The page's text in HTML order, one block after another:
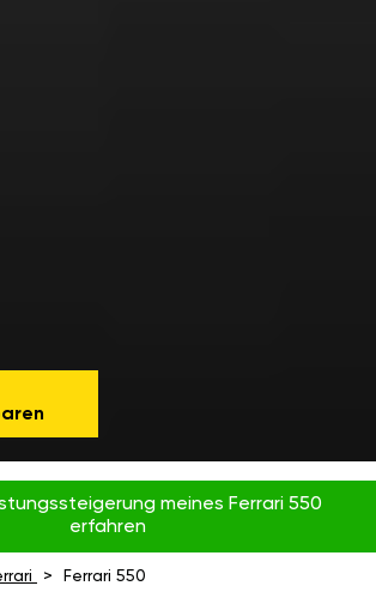
meines Ferrari 550
erfahren
Ferrari 550